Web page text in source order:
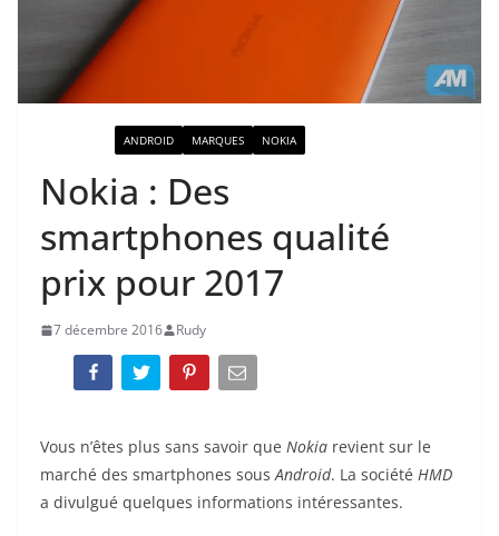
ANDROID MARQUES NOKIA
Nokia : Des
smartphones qualité
prix pour 2017
7 décembre 2016 Rudy
Vous n’êtes plus sans savoir que Nokia revient sur le
marché des smartphones sous Android. La société HMD
a divulgué quelques informations intéressantes.